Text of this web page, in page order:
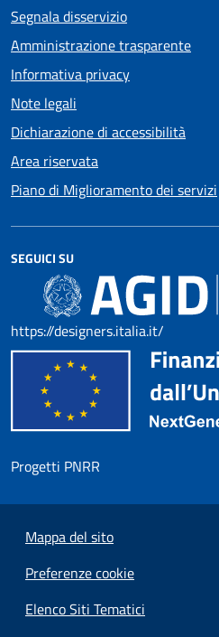
Segnala disservizio
Amministrazione trasparente
Informativa privacy
Note legali
Dichiarazione di accessibilità
Area riservata
Piano di Miglioramento dei servizi
SEGUICI SU
https://designers.italia.it/
Progetti PNRR
Mappa del sito
Preferenze cookie
Elenco Siti Tematici